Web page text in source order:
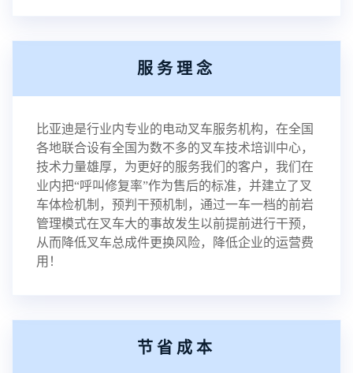
服务理念
比亚迪是行业内专业的电动叉车服务机构，在全国
各地联合设有全国为数不多的叉车技术培训中心，
技术力量雄厚，为更好的服务我们的客户，我们在
业内把“呼叫修复率”作为售后的标准，并建立了叉
车体检机制，预判干预机制，通过一车一档的前岩
管理模式在叉车大的事故发生以前提前进行干预，
从而降低叉车总成件更换风险，降低企业的运营费
用！
节省成本